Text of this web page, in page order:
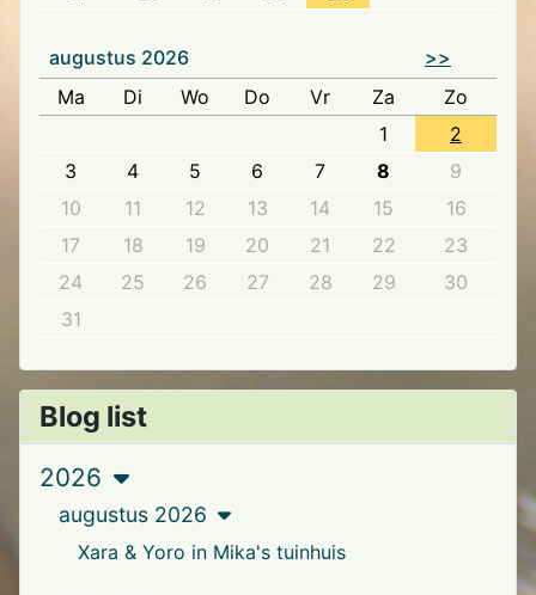
augustus 2026
>>
Ma
Di Wo Do Vr Za
Zo
1
2
3
4 5 6 7 8
9
10
11 12 13 14 15
16
17
18 19 20 21 22
23
24
25 26 27 28 29
30
31
Blog list
2026
augustus 2026
Xara & Yoro in Mika's tuinhuis